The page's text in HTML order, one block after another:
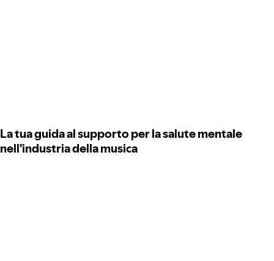
La tua guida al supporto per la salute mentale
nell'industria della musica